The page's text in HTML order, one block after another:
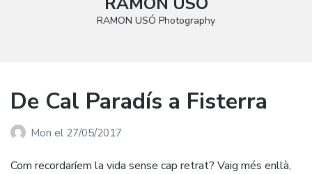
RAMON USÓ Photography
De Cal Paradís a Fisterra
Mon el 27/05/2017
Com recordaríem la vida sense cap retrat? Vaig més enllà,